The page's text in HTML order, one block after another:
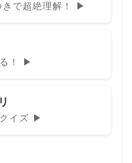
きで超絶理解！ ▶
！ ▶
クイズ ▶